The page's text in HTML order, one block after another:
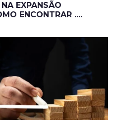
EXPANSÃO
ENCONTRAR ....